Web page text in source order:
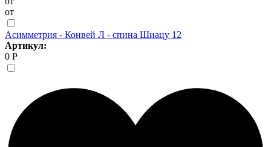
от
Асимметрия - Конвей Л - спина Шиацу 12
Артикул:
0 Р